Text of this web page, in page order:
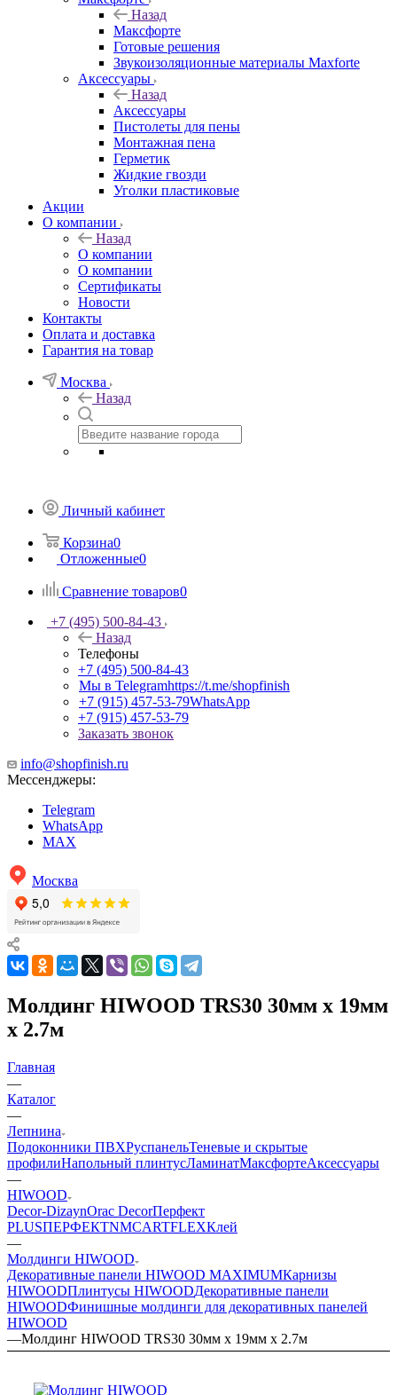
Назад
Максфорте
Готовые решения
Звукоизоляционные материалы Maxforte
Аксессуары
Назад
Аксессуары
Пистолеты для пены
Монтажная пена
Герметик
Жидкие гвозди
Уголки пластиковые
Акции
О компании
Назад
О компании
О компании
Сертификаты
Новости
Контакты
Оплата и доставка
Гарантия на товар
Москва
Назад
Личный кабинет
Корзина0
Отложенные0
Сравнение товаров0
+7 (495) 500-84-43
Назад
Телефоны
+7 (495) 500-84-43
Мы в Telegramhttps://t.me/shopfinish
+7 (915) 457-53-79WhatsApp
+7 (915) 457-53-79
Заказать звонок
info@shopfinish.ru
Мессенджеры:
Telegram
WhatsApp
MAX
Москва
Молдинг HIWOOD TRS30 30мм х 19мм
х 2.7м
Главная
—
Каталог
—
Лепнина
Подоконники ПВХРуспанельТеневые и скрытые
профилиНапольный плинтусЛаминатМаксфортеАксессуары
—
HIWOOD
Decor-DizaynOrac DecorПерфект
PLUSПЕРФЕКТNMCARTFLEXКлей
—
Молдинги HIWOOD
Декоративные панели HIWOOD MAXIMUMКарнизы
HIWOODПлинтусы HIWOODДекоративные панели
HIWOODФинишные молдинги для декоративных панелей
HIWOOD
—Молдинг HIWOOD TRS30 30мм х 19мм х 2.7м